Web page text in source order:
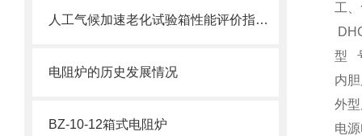
人工气候加速老化试验箱性能评价指标的选择
电阻炉的历史发展情况
BZ-10-12箱式电阻炉
工
型
内
外
电